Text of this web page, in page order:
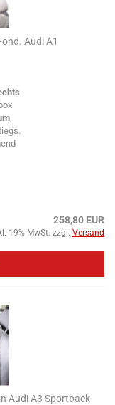
Audi A1
,
258,80 EUR
19% MwSt. zzgl. Versand
Audi A3 Sportback